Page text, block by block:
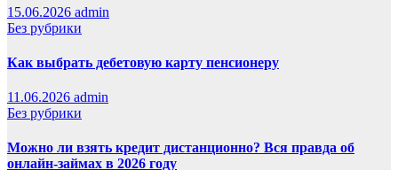
15.06.2026 admin
Без рубрики
Как выбрать дебетовую карту пенсионеру
11.06.2026 admin
Без рубрики
Можно ли взять кредит дистанционно? Вся правда об
онлайн-займах в 2026 году